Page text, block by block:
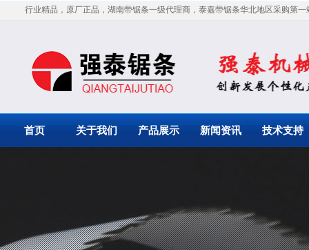
行业精品，原厂正品，湖南带锯条一级代理商，泰嘉带锯条华北地区采购第一
首页 关于我们 产品展示 新闻资讯 技术支持